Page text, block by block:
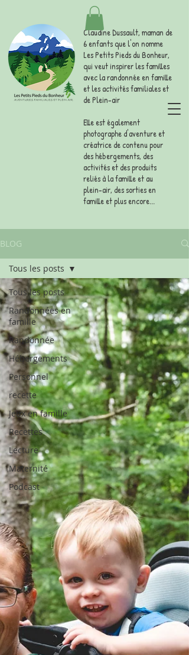
Claudine Dussault, maman de
6 enfants que l'on nomme
Les Petits Pieds du Bonheur,
qui veut inspirer les familles
avec la randonnée en famille
et les activités familiales et
de Plein-air
Elle est également
photographe d'aventure et
créatrice de contenu pour
des hébergements, des
activités et des produits
reliés à la famille et au
plein-air, des sorties en
famille et plus encore...
BLOG
Tous les posts
Randonnées en
famille
Randonnée
Hébergements
Personnel
recette
Jeux en famille
Recettes
Lecture
Maternité
Podcast
Tous les posts